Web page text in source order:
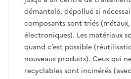
démantelé, dépollué si
composants sont triés
électroniques). Les matériaux
quand c’est possible
nouveaux produits). Ceux qui
recyclables sont incinérés